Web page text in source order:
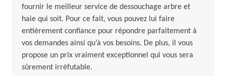
fournir le meilleur service de dessouchage arbre et
haie qui soit. Pour ce fait, vous pouvez lui faire
entièrement confiance pour répondre parfaitement à
vos demandes ainsi qu’à vos besoins. De plus, il vous
propose un prix vraiment exceptionnel qui vous sera
sûrement irréfutable.